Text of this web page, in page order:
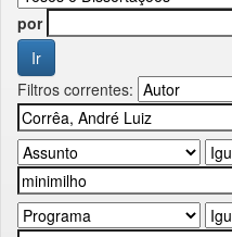
por
Filtros correntes: